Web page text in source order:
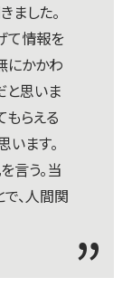
ました。
て情報を
にかかわ
と思いま
もらえる
ます。
言う。当
、人間関